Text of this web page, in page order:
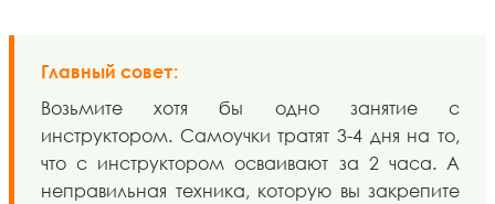
Главный совет:
Возьмите хотя бы одно занятие с
инструктором. Самоучки тратят 3-4 дня на то,
что с инструктором осваивают за 2 часа. А
неправильная техника, которую вы закрепите